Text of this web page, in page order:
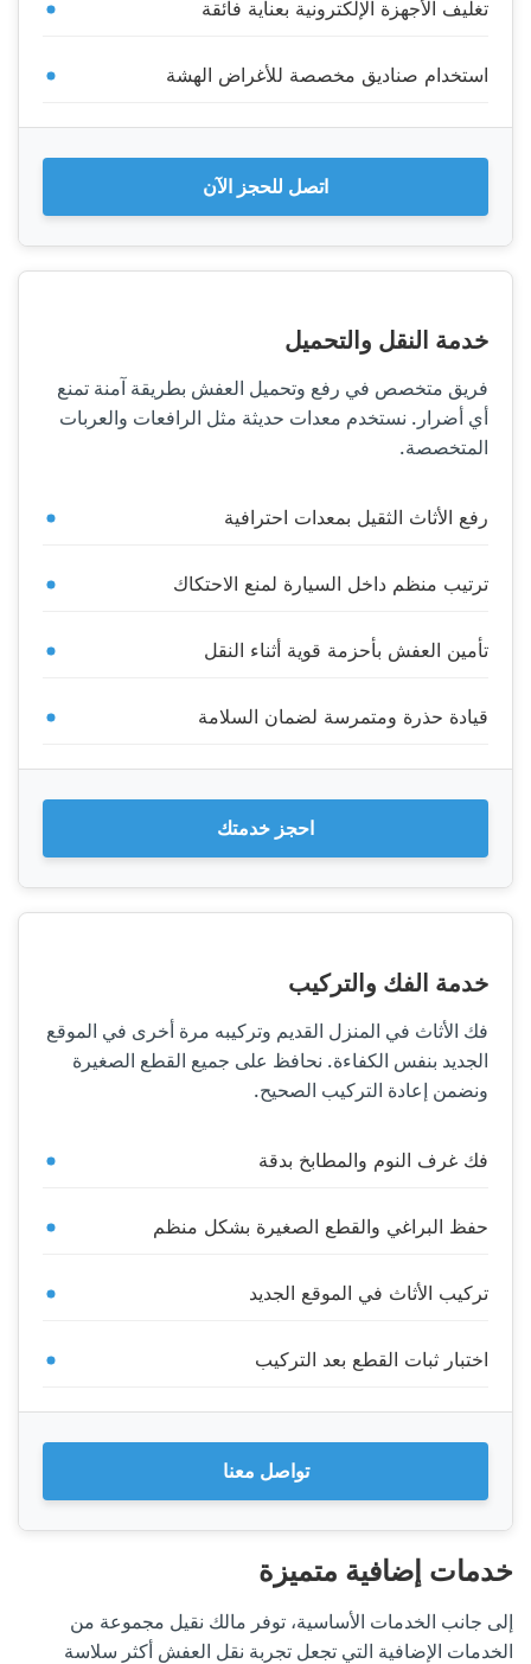
تغليف الأجهزة الإلكترونية بعناية فائقة
استخدام صناديق مخصصة للأغراض الهشة
اتصل للحجز الآن
خدمة النقل والتحميل
فريق متخصص في رفع وتحميل العفش بطريقة آمنة تمنع
أي أضرار. نستخدم معدات حديثة مثل الرافعات والعربات
المتخصصة.
رفع الأثاث الثقيل بمعدات احترافية
ترتيب منظم داخل السيارة لمنع الاحتكاك
تأمين العفش بأحزمة قوية أثناء النقل
قيادة حذرة ومتمرسة لضمان السلامة
احجز خدمتك
خدمة الفك والتركيب
فك الأثاث في المنزل القديم وتركيبه مرة أخرى في الموقع
الجديد بنفس الكفاءة. نحافظ على جميع القطع الصغيرة
ونضمن إعادة التركيب الصحيح.
فك غرف النوم والمطابخ بدقة
حفظ البراغي والقطع الصغيرة بشكل منظم
تركيب الأثاث في الموقع الجديد
اختبار ثبات القطع بعد التركيب
تواصل معنا
خدمات إضافية متميزة
إلى جانب الخدمات الأساسية، توفر مالك نقيل مجموعة من
الخدمات الإضافية التي تجعل تجربة نقل العفش أكثر سلاسة